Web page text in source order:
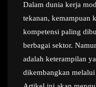
Dalam dunia kerja
tekanan, kemampuan
kompetensi paling
berbagai sektor.
adalah keterampilan
dikembangkan melalui